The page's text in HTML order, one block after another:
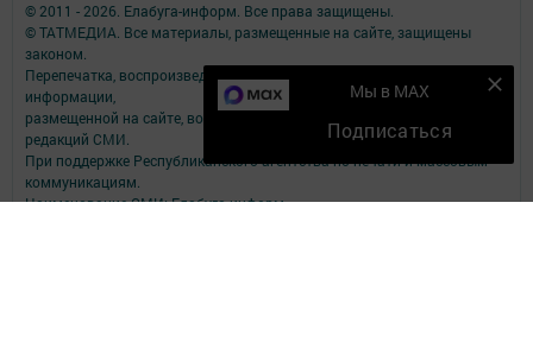
Мы в MAX
Подписаться
© 2011 - 2026. Елабуга-информ. Все права защищены.
© ТАТМЕДИА. Все материалы, размещенные на сайте, защищены
законом.
Перепечатка, воспроизведение и распространение в любом объеме
информации,
размещенной на сайте, возможна только с письменного согласия
редакций СМИ.
При поддержке Республиканского агентства по печати и массовым
коммуникациям.
Наименование СМИ: Елабуга-информ